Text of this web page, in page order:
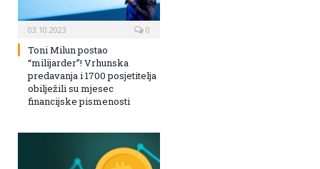
03.10.2023 0
Toni Milun postao
“milijarder”! Vrhunska
predavanja i 1700 posjetitelja
obilježili su mjesec
financijske pismenosti